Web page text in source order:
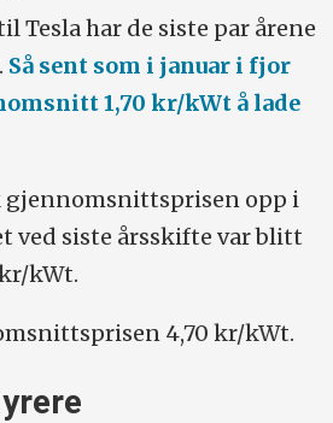
Tesla har de siste par årene
Så sent som i januar i fjor
1,70 kr/kWt å lade
gjennomsnittsprisen opp i
ved siste årsskifte var blitt
kWt.
4,70 kr/kWt.